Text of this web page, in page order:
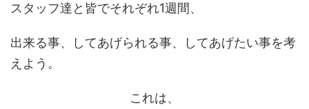
スタッフ達と皆でそれぞれ1週間、
出来る事、してあげられる事、してあげたい事を考
えよう。
これは、